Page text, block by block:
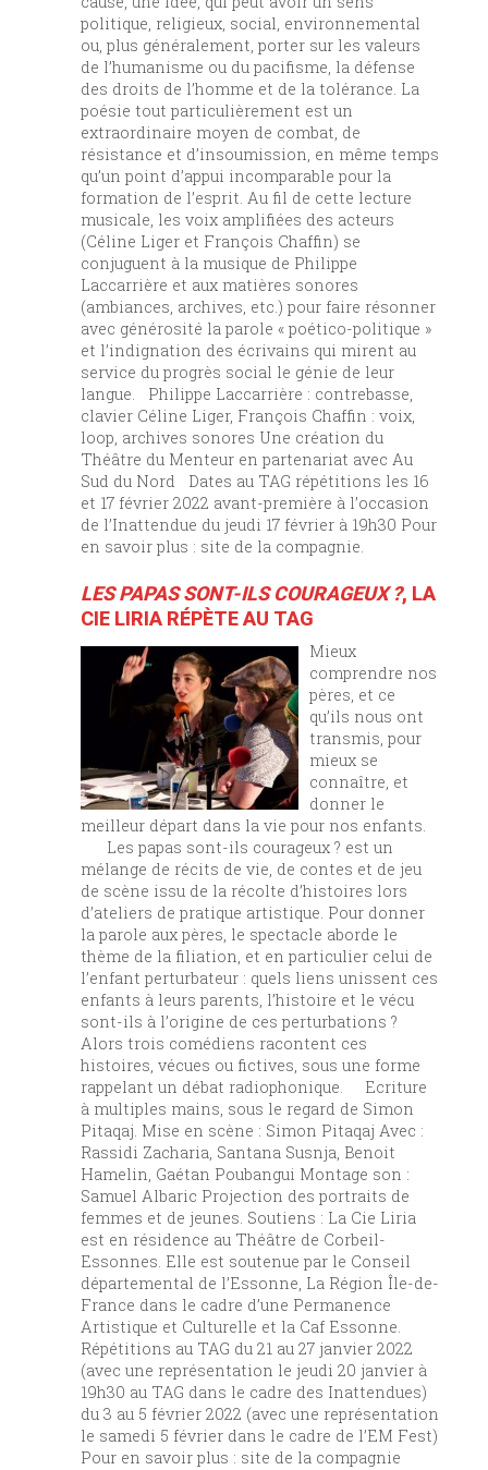
politique, religieux, social, environnemental
ou, plus généralement, porter sur les valeurs
de l’humanisme ou du pacifisme, la défense
des droits de l’homme et de la tolérance. La
poésie tout particulièrement est un
extraordinaire moyen de combat, de
résistance et d’insoumission, en même temps
qu’un point d’appui incomparable pour la
formation de l’esprit. Au fil de cette lecture
musicale, les voix amplifiées des acteurs
(Céline Liger et François Chaffin) se
conjuguent à la musique de Philippe
Laccarrière et aux matières sonores
(ambiances, archives, etc.) pour faire résonner
avec générosité la parole « poético-politique »
et l’indignation des écrivains qui mirent au
service du progrès social le génie de leur
langue. Philippe Laccarrière : contrebasse,
clavier Céline Liger, François Chaffin : voix,
loop, archives sonores Une création du
Théâtre du Menteur en partenariat avec Au
Sud du Nord Dates au TAG répétitions les 16
et 17 février 2022 avant-première à l’occasion
de l’Inattendue du jeudi 17 février à 19h30 Pour
en savoir plus : site de la compagnie.
LES PAPAS SONT-ILS COURAGEUX ?, LA
CIE LIRIA RÉPÈTE AU TAG
Mieux
comprendre nos
pères, et ce
qu’ils nous ont
transmis, pour
mieux se
connaître, et
donner le
meilleur départ dans la vie pour nos enfants.
Les papas sont-ils courageux ? est un
mélange de récits de vie, de contes et de jeu
de scène issu de la récolte d’histoires lors
d’ateliers de pratique artistique. Pour donner
la parole aux pères, le spectacle aborde le
thème de la filiation, et en particulier celui de
l’enfant perturbateur : quels liens unissent ces
enfants à leurs parents, l’histoire et le vécu
sont-ils à l’origine de ces perturbations ?
Alors trois comédiens racontent ces
histoires, vécues ou fictives, sous une forme
rappelant un débat radiophonique. Ecriture
à multiples mains, sous le regard de Simon
Pitaqaj. Mise en scène : Simon Pitaqaj Avec :
Rassidi Zacharia, Santana Susnja, Benoit
Hamelin, Gaétan Poubangui Montage son :
Samuel Albaric Projection des portraits de
femmes et de jeunes. Soutiens : La Cie Liria
est en résidence au Théâtre de Corbeil-
Essonnes. Elle est soutenue par le Conseil
départemental de l’Essonne, La Région Île-de-
France dans le cadre d’une Permanence
Artistique et Culturelle et la Caf Essonne.
Répétitions au TAG du 21 au 27 janvier 2022
(avec une représentation le jeudi 20 janvier à
19h30 au TAG dans le cadre des Inattendues)
du 3 au 5 février 2022 (avec une représentation
le samedi 5 février dans le cadre de l’EM Fest)
Pour en savoir plus : site de la compagnie